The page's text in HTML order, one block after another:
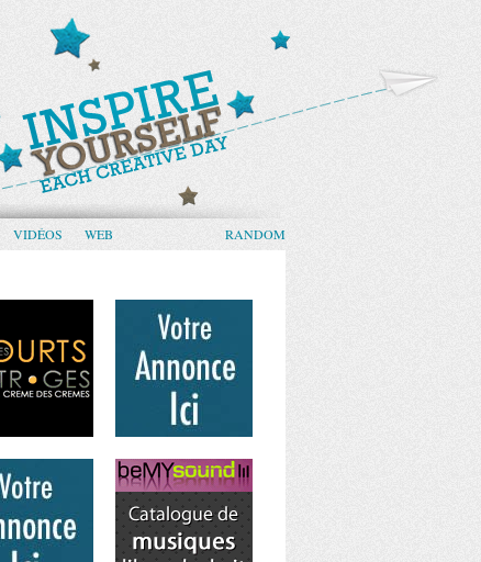
VIDÉOS WEB RANDOM